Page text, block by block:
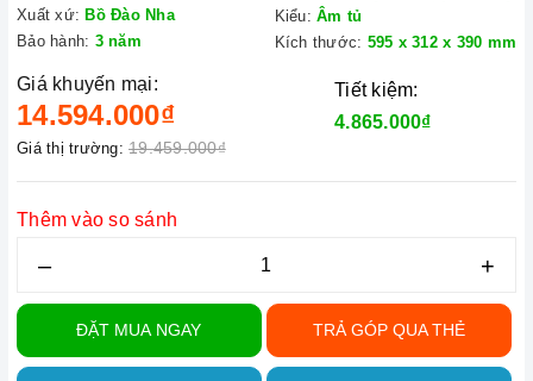
Xuất xứ: Bồ Đào Nha
Bảo hành: 3 năm
Kiểu: Âm tủ
Kích thước: 595 x 312 x 390 mm
Giá khuyến mại:
14.594.000₫
Giá thị trường: 19.459.000₫
Tiết kiệm:
4.865.000₫
Thêm vào so sánh
– +
ĐẶT MUA NGAY TRẢ GÓP QUA THẺ